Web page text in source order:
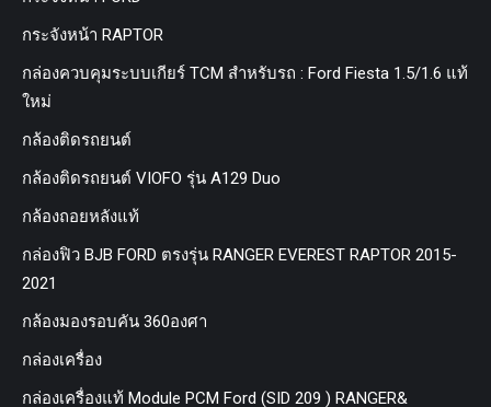
กระจังหน้า RAPTOR
กล่องควบคุมระบบเกียร์ TCM สำหรับรถ : Ford Fiesta 1.5/1.6 แท้
ใหม่
กล้องติดรถยนต์
กล้องติดรถยนต์ VIOFO รุ่น A129 Duo
กล้องถอยหลังแท้
กล่องฟิว BJB FORD ตรงรุ่น RANGER EVEREST RAPTOR 2015-
2021
กล้องมองรอบคัน 360องศา
กล่องเครื่อง
กล่องเครื่องแท้ Module PCM Ford (SID 209 ) RANGER&